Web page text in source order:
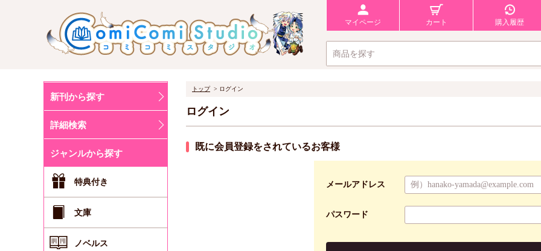
マイページ カート 購入履歴
新刊から探す
詳細検索
ジャンルから探す
特典付き
文庫
ノベルス
トップ ログイン
ログイン
既に会員登録をされているお客様
メールアドレス
パスワード